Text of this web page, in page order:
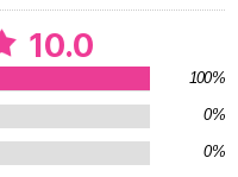
는 또 어떻게 풀어 나가는지
바람대로 그저 얌전히 공
아와, 친구들 사이에서 신
한 데이트도 꿈꾸는 자아 사
메리 제인은 ‘자기 주도 학
10.0
100%
0%
0%